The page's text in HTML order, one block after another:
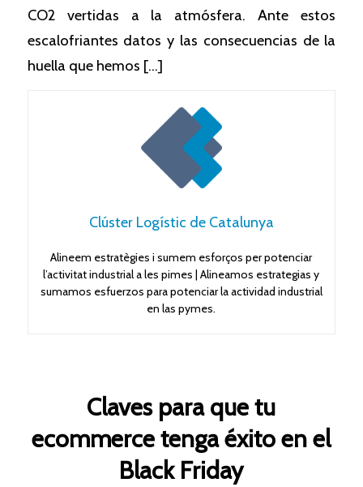
CO2 vertidas a la atmósfera. Ante estos
escalofriantes datos y las consecuencias de la
huella que hemos […]
Clúster Logístic de Catalunya
Alineem estratègies i sumem esforços per potenciar
l’activitat industrial a les pimes | Alineamos estrategias y
sumamos esfuerzos para potenciar la actividad industrial
en las pymes.
Claves para que tu
ecommerce tenga éxito en el
Black Friday